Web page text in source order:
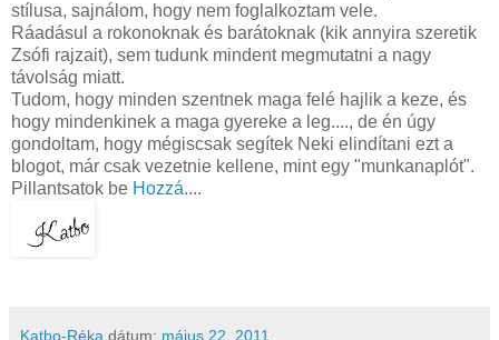
stílusa, sajnálom, hogy nem foglalkoztam vele.
Ráadásul a rokonoknak és barátoknak (kik annyira szeretik
Zsófi rajzait), sem tudunk mindent megmutatni a nagy
távolság miatt.
Tudom, hogy minden szentnek maga felé hajlik a keze, és
hogy mindenkinek a maga gyereke a leg...., de én úgy
gondoltam, hogy mégiscsak segítek Neki elindítani ezt a
blogot, már csak vezetnie kellene, mint egy "munkanaplót".
Pillantsatok be Hozzá....
Katbo-Réka dátum: május 22, 2011